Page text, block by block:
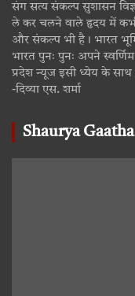
संग सत्य संकल्प सुशासन
ले कर चलने वाले हृदय में
और संकल्प भी है। भारत
भारत पुनः पुनः अपने
प्रदेश न्यूज इसी ध्येय के
-दिव्या एस. शर्मा
Shaurya Gaatha